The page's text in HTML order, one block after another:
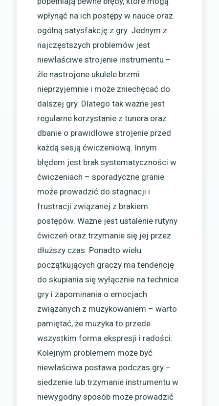
wpłynąć na ich postępy w nauce oraz
ogólną satysfakcję z gry. Jednym z
najczęstszych problemów jest
niewłaściwe strojenie instrumentu –
źle nastrojone ukulele brzmi
nieprzyjemnie i może zniechęcać do
dalszej gry. Dlatego tak ważne jest
regularne korzystanie z tunera oraz
dbanie o prawidłowe strojenie przed
każdą sesją ćwiczeniową. Innym
błędem jest brak systematyczności w
ćwiczeniach – sporadyczne granie
może prowadzić do stagnacji i
frustracji związanej z brakiem
postępów. Ważne jest ustalenie rutyny
ćwiczeń oraz trzymanie się jej przez
dłuższy czas. Ponadto wielu
początkujących graczy ma tendencję
do skupiania się wyłącznie na technice
gry i zapominania o emocjach
związanych z muzykowaniem – warto
pamiętać, że muzyka to przede
wszystkim forma ekspresji i radości.
Kolejnym problemem może być
niewłaściwa postawa podczas gry –
siedzenie lub trzymanie instrumentu w
niewygodny sposób może prowadzić